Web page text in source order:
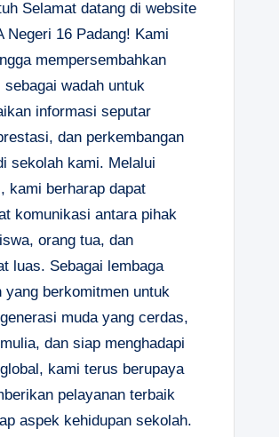
Selamat datang di website
Negeri 16 Padang! Kami
mempersembahkan
wadah untuk
informasi seputar
dan perkembangan
sekolah kami. Melalui
kami berharap dapat
komunikasi antara pihak
orang tua, dan
luas. Sebagai lembaga
yang berkomitmen untuk
muda yang cerdas,
dan siap menghadapi
kami terus berupaya
pelayanan terbaik
aspek kehidupan sekolah.